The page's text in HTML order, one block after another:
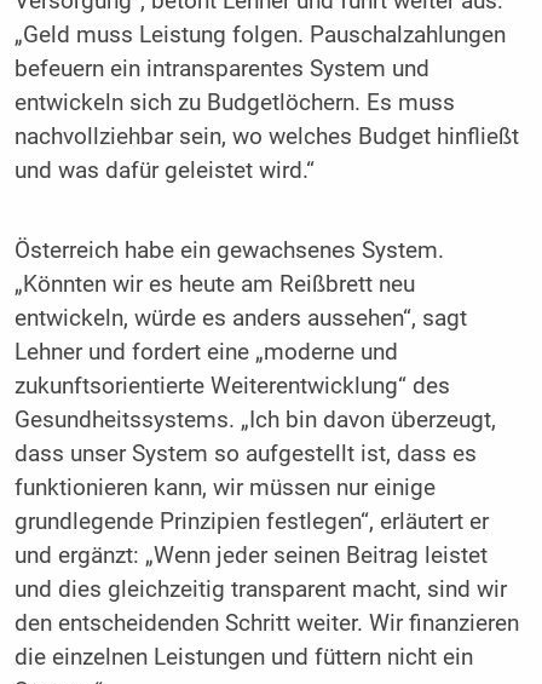
„Geld muss Leistung folgen. Pauschalzahlungen
befeuern ein intransparentes System und
entwickeln sich zu Budgetlöchern. Es muss
nachvollziehbar sein, wo welches Budget hinfließt
und was dafür geleistet wird.“
Österreich habe ein gewachsenes System.
„Könnten wir es heute am Reißbrett neu
entwickeln, würde es anders aussehen“, sagt
Lehner und fordert eine „moderne und
zukunftsorientierte Weiterentwicklung“ des
Gesundheitssystems. „Ich bin davon überzeugt,
dass unser System so aufgestellt ist, dass es
funktionieren kann, wir müssen nur einige
grundlegende Prinzipien festlegen“, erläutert er
und ergänzt: „Wenn jeder seinen Beitrag leistet
und dies gleichzeitig transparent macht, sind wir
den entscheidenden Schritt weiter. Wir finanzieren
die einzelnen Leistungen und füttern nicht ein